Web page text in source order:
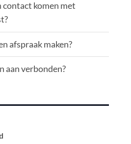
contact komen met
afspraak maken?
aan verbonden?